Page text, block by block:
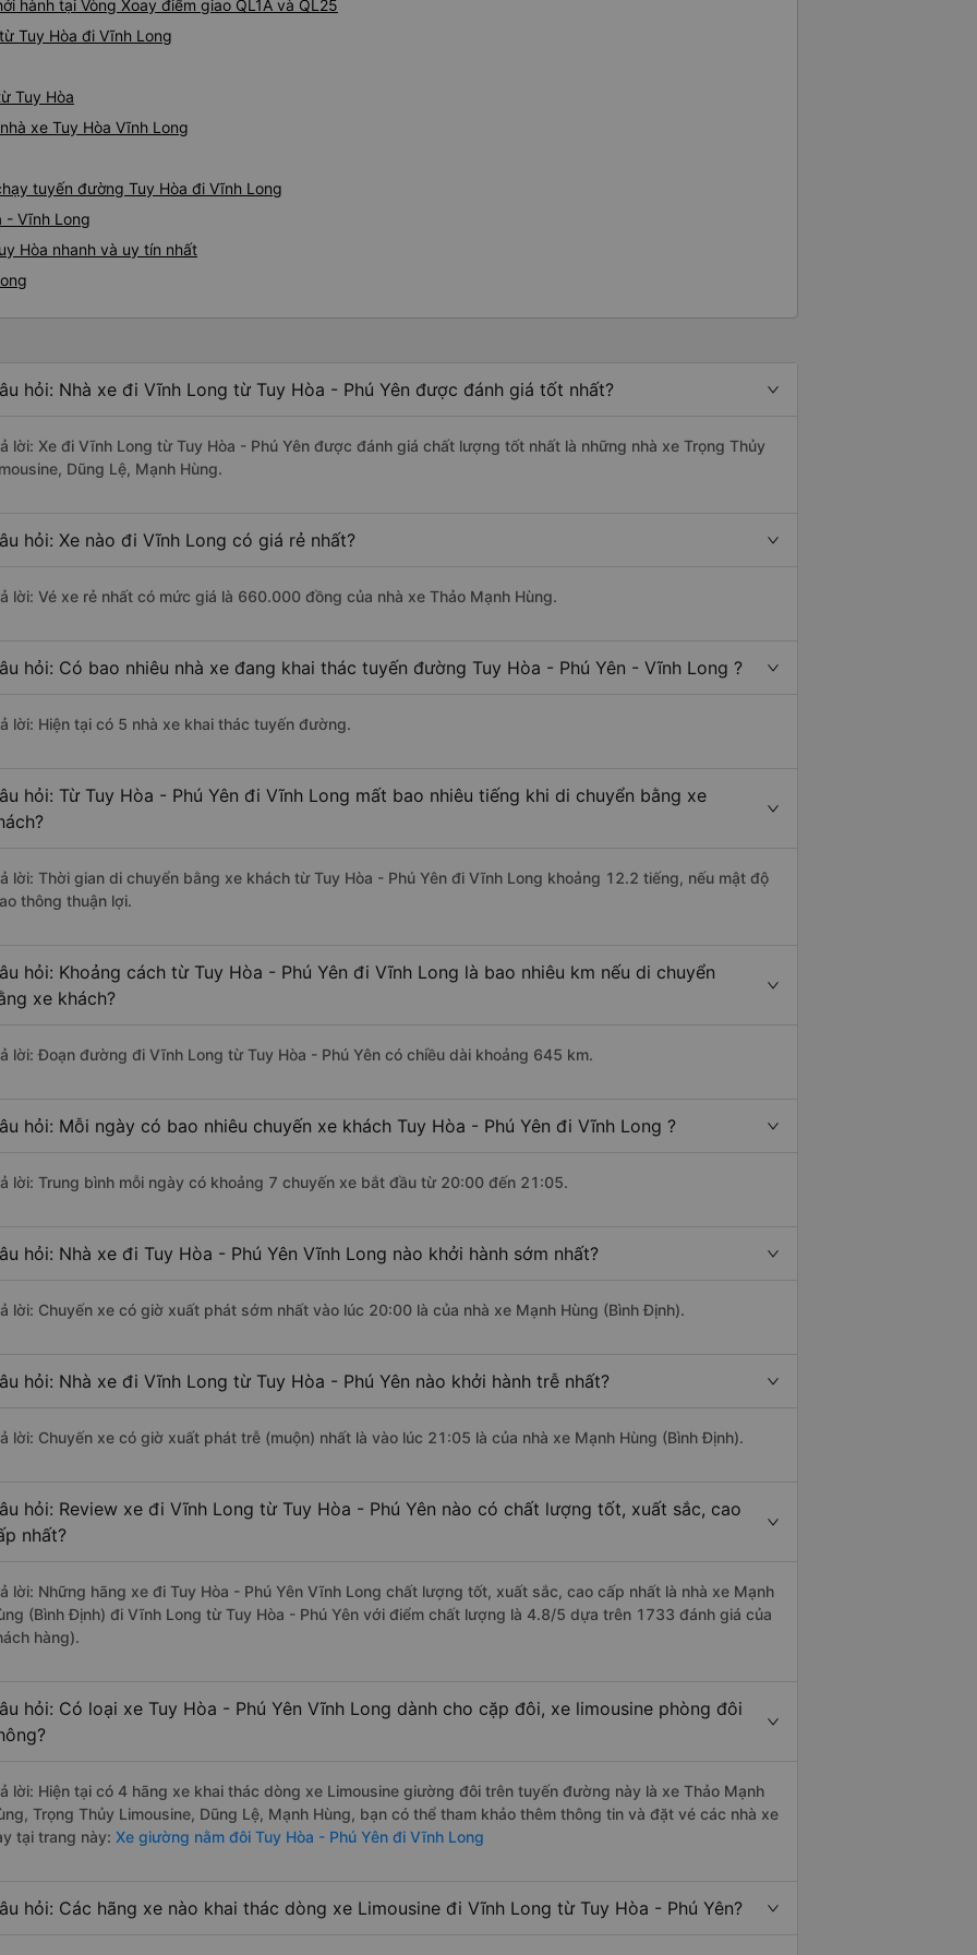
thực sự hy vọng rằng trong tương lai các tài xế sẽ dừng xe
hành tại Vòng Xoay điểm giao QL1A và QL25
Tuy Hòa đi Vĩnh Long
Tuy Hòa
xe Tuy Hòa Vĩnh Long
tuyến đường Tuy Hòa đi Vĩnh Long
- Vĩnh Long
Hòa nhanh và uy tín nhất
hỏi: Nhà xe đi Vĩnh Long từ Tuy Hòa - Phú Yên được đánh giá tốt nhất?
lời: Xe đi Vĩnh Long từ Tuy Hòa - Phú Yên được đánh giá chất lượng tốt nhất là những nhà xe Trọng Thủy
Dũng Lệ, Mạnh Hùng.
hỏi: Xe nào đi Vĩnh Long có giá rẻ nhất?
lời: Vé xe rẻ nhất có mức giá là 660.000 đồng của nhà xe Thảo Mạnh Hùng.
hỏi: Có bao nhiêu nhà xe đang khai thác tuyến đường Tuy Hòa - Phú Yên - Vĩnh Long ?
lời: Hiện tại có 5 nhà xe khai thác tuyến đường.
hỏi: Từ Tuy Hòa - Phú Yên đi Vĩnh Long mất bao nhiêu tiếng khi di chuyển bằng xe
lời: Thời gian di chuyển bằng xe khách từ Tuy Hòa - Phú Yên đi Vĩnh Long khoảng 12.2 tiếng, nếu mật độ
thông thuận lợi.
hỏi: Khoảng cách từ Tuy Hòa - Phú Yên đi Vĩnh Long là bao nhiêu km nếu di chuyển
xe khách?
lời: Đoạn đường đi Vĩnh Long từ Tuy Hòa - Phú Yên có chiều dài khoảng 645 km.
hỏi: Mỗi ngày có bao nhiêu chuyến xe khách Tuy Hòa - Phú Yên đi Vĩnh Long ?
lời: Trung bình mỗi ngày có khoảng 7 chuyến xe bắt đầu từ 20:00 đến 21:05.
hỏi: Nhà xe đi Tuy Hòa - Phú Yên Vĩnh Long nào khởi hành sớm nhất?
lời: Chuyến xe có giờ xuất phát sớm nhất vào lúc 20:00 là của nhà xe Mạnh Hùng (Bình Định).
hỏi: Nhà xe đi Vĩnh Long từ Tuy Hòa - Phú Yên nào khởi hành trễ nhất?
lời: Chuyến xe có giờ xuất phát trễ (muộn) nhất là vào lúc 21:05 là của nhà xe Mạnh Hùng (Bình Định).
hỏi: Review xe đi Vĩnh Long từ Tuy Hòa - Phú Yên nào có chất lượng tốt, xuất sắc, cao
nhất?
lời: Những hãng xe đi Tuy Hòa - Phú Yên Vĩnh Long chất lượng tốt, xuất sắc, cao cấp nhất là nhà xe Mạnh
(Bình Định) đi Vĩnh Long từ Tuy Hòa - Phú Yên với điểm chất lượng là 4.8/5 dựa trên 1733 đánh giá của
hàng).
hỏi: Có loại xe Tuy Hòa - Phú Yên Vĩnh Long dành cho cặp đôi, xe limousine phòng đôi
lời: Hiện tại có 4 hãng xe khai thác dòng xe Limousine giường đôi trên tuyến đường này là xe Thảo Mạnh
Trọng Thủy Limousine, Dũng Lệ, Mạnh Hùng, bạn có thể tham khảo thêm thông tin và đặt vé các nhà xe
tại trang này: Xe giường nằm đôi Tuy Hòa - Phú Yên đi Vĩnh Long
hỏi: Các hãng xe nào khai thác dòng xe Limousine đi Vĩnh Long từ Tuy Hòa - Phú Yên?